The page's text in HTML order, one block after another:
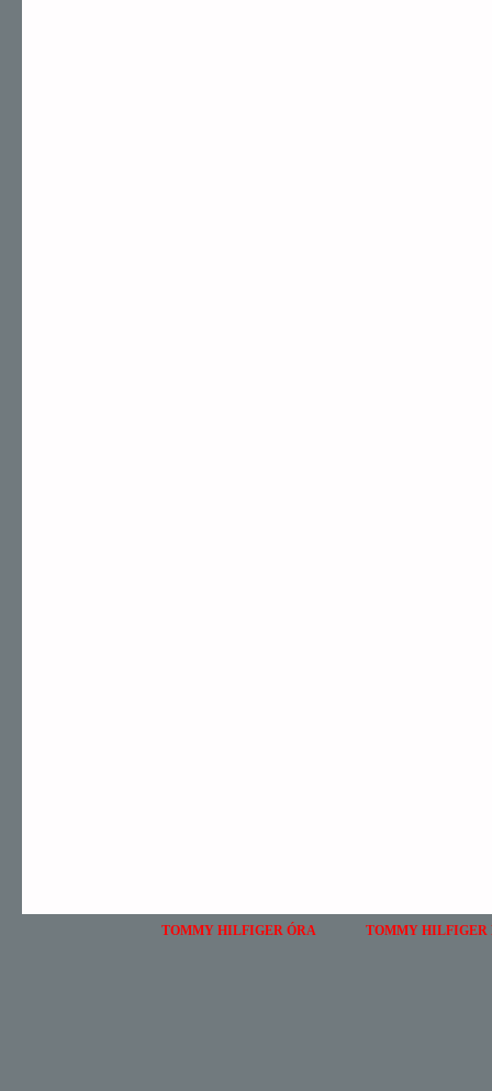
TOMMY HILFIGER ÓRA TOMMY HILFIGER